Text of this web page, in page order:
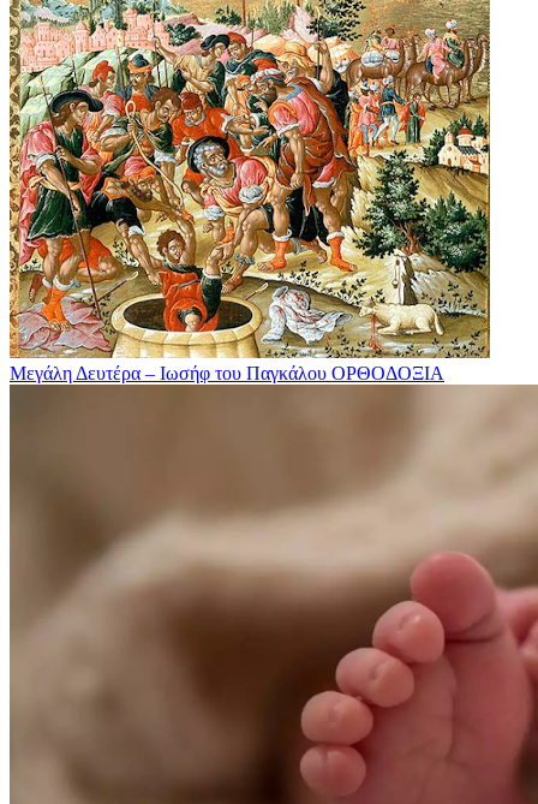
Μεγάλη Δευτέρα – Ιωσήφ του Παγκάλου ΟΡΘΟΔΟΞΙΑ